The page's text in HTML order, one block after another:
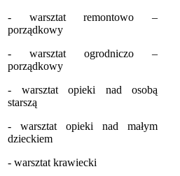
- warsztat remontowo –
porządkowy
- warsztat ogrodniczo –
porządkowy
- warsztat opieki nad osobą
starszą
- warsztat opieki nad małym
dzieckiem
- warsztat krawiecki